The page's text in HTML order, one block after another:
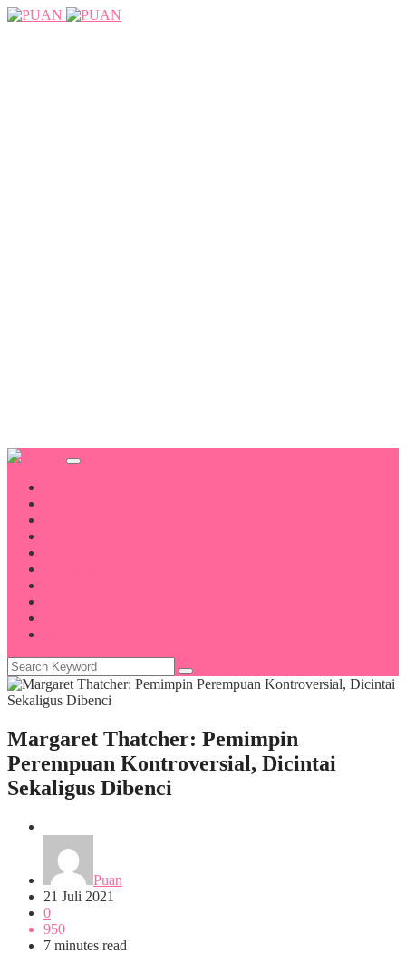
Margaret Thatcher: Pemimpin
Perempuan Kontroversial, Dicintai
Sekaligus Dibenci
Puan
21 Juli 2021
0
950
7 minutes read